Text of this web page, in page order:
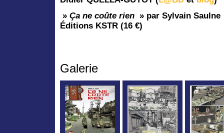
» Ça ne coûte rien » par Sylvain Saulne
Éditions KSTR (16 €)
Galerie